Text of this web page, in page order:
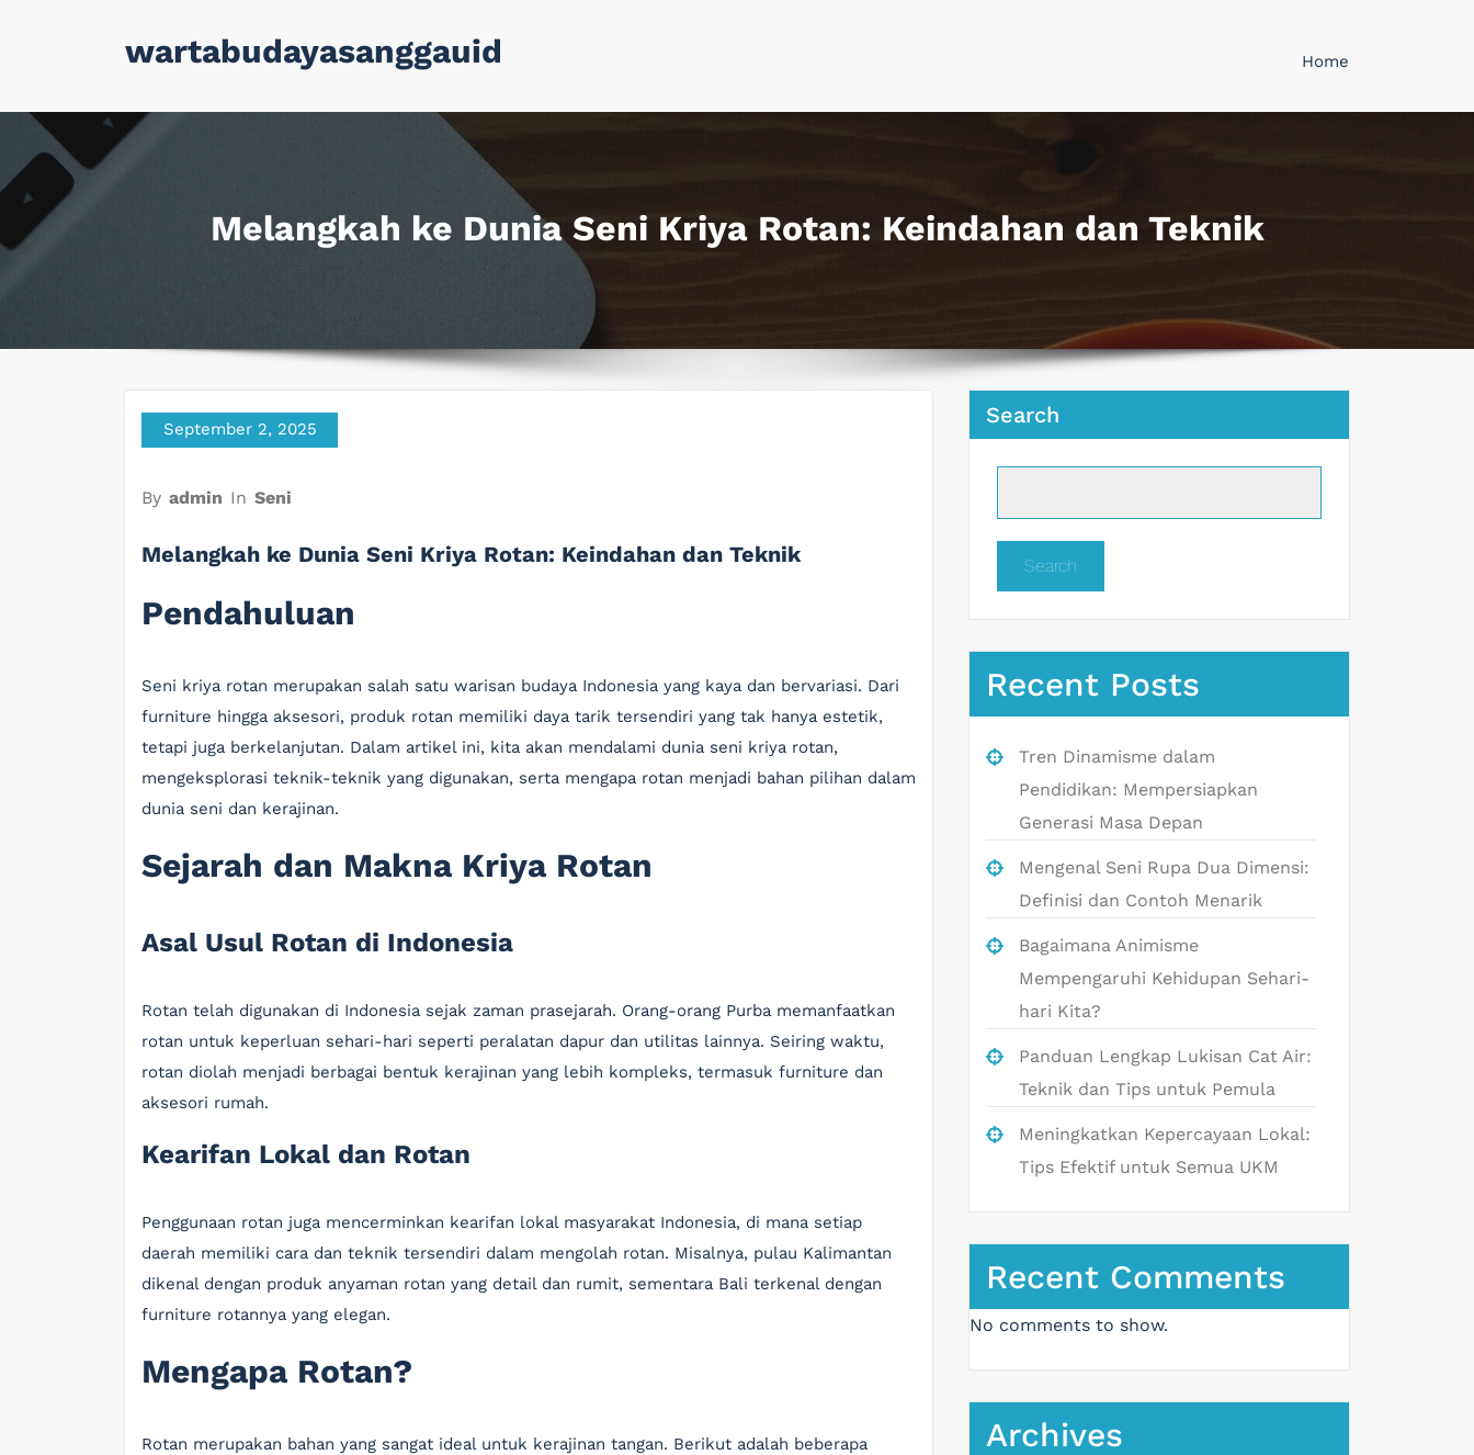
wartabudayasanggauid Home
Melangkah ke Dunia Seni Kriya Rotan: Keindahan dan Teknik
September 2, 2025
By admin In Seni
Melangkah ke Dunia Seni Kriya Rotan: Keindahan dan Teknik
Pendahuluan
Seni kriya rotan merupakan salah satu warisan budaya Indonesia yang kaya dan bervariasi. Dari
furniture hingga aksesori, produk rotan memiliki daya tarik tersendiri yang tak hanya estetik,
tetapi juga berkelanjutan. Dalam artikel ini, kita akan mendalami dunia seni kriya rotan,
mengeksplorasi teknik-teknik yang digunakan, serta mengapa rotan menjadi bahan pilihan dalam
dunia seni dan kerajinan.
Sejarah dan Makna Kriya Rotan
Asal Usul Rotan di Indonesia
Rotan telah digunakan di Indonesia sejak zaman prasejarah. Orang-orang Purba memanfaatkan
rotan untuk keperluan sehari-hari seperti peralatan dapur dan utilitas lainnya. Seiring waktu,
rotan diolah menjadi berbagai bentuk kerajinan yang lebih kompleks, termasuk furniture dan
aksesori rumah.
Kearifan Lokal dan Rotan
Penggunaan rotan juga mencerminkan kearifan lokal masyarakat Indonesia, di mana setiap
daerah memiliki cara dan teknik tersendiri dalam mengolah rotan. Misalnya, pulau Kalimantan
dikenal dengan produk anyaman rotan yang detail dan rumit, sementara Bali terkenal dengan
furniture rotannya yang elegan.
Mengapa Rotan?
Rotan merupakan bahan yang sangat ideal untuk kerajinan tangan. Berikut adalah beberapa
Search
Search
Recent Posts
Tren Dinamisme dalam
Pendidikan: Mempersiapkan
Generasi Masa Depan
Mengenal Seni Rupa Dua Dimensi:
Definisi dan Contoh Menarik
Bagaimana Animisme
Mempengaruhi Kehidupan Sehari-
hari Kita?
Panduan Lengkap Lukisan Cat Air:
Teknik dan Tips untuk Pemula
Meningkatkan Kepercayaan Lokal:
Tips Efektif untuk Semua UKM
Recent Comments
No comments to show.
Archives